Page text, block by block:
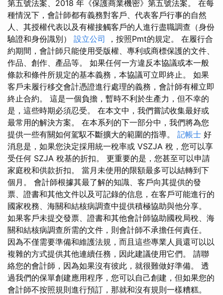
第五號法案、2018 年《保護商業機密》第五號法案。 在每
種情況下，會計師都有義務對客戶、代表客戶行事的自然
人、其授權代表以及有權接觸客戶的人進行盡職調查（身份
驗證和身份識別） 設立公司 ，按照Pmt的規定。 在履行合
約期間，會計師只能使用受版權、專利或商標保護的文件、
作品、創作、產品等。 如果任何一方違反本協議或本一般
條款和條件所規定的基本義務，本協議可立即終止。 如果
客戶未履行移交會計憑證進行處理的義務，會計師有權立即
終止合約。 這是一個負擔，暫時不利於生產力，但不幸的
是，這些時期必須忍受。 在本文中，我們嘗試收集最好或
最常用的解決方案。 在本系列的下一部分中，我們將為您
提供一些有關如何駕馭不斷擴大的範圍的指導。 記帳士 好
消息是，如果您決定採用統一稅率或 VSZJA 稅，您可以享
受任何 SZJA 稅基的折扣。 更重要的是，您甚至可以申請
家庭稅和供款折扣。 當月未使用的限額最多可以結轉到下
個月。 會計師根據其最了解的知識、客戶向其提供的發
票、證書和其他文件以及可記錄的信息，在客戶可能進行的
國家稅務、海關和結核病調查中提供積極協助與他分享。
如果客戶未提交發票、證書和其他會計師協助國稅局稅、海
關和結核病調查所需的文件，則會計師不承擔任何責任。
因為不僅需要準備和維護法規，而且這些專業人員還可以以
複雜的方式提供其他連續任務，因此建議使用它們。 請聯
絡您的會計師，因為如果沒有彼此，就很難做好準備。 透
過我們的保單創建應用程序，您可以自己創建，但如果您的
會計師不按照規則進行預訂，那就和沒有規則一樣糟糕。